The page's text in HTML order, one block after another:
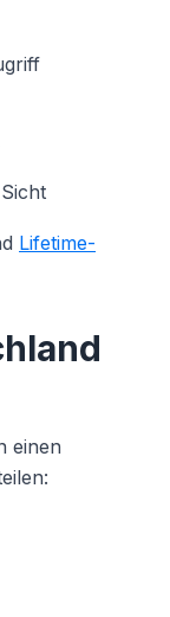
Lifetime-
einen